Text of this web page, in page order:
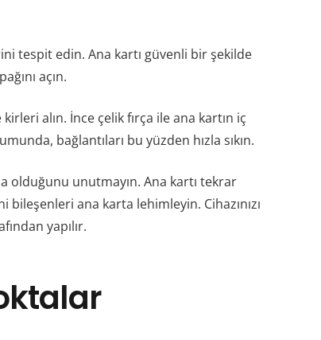
tespit edin. Ana kartı güvenli bir şekilde
açın.
alın. İnce çelik fırça ile ana kartın iç
bağlantıları bu yüzden hızla sıkın.
olduğunu unutmayın. Ana kartı tekrar
bileşenleri ana karta lehimleyin. Cihazınızı
yapılır.